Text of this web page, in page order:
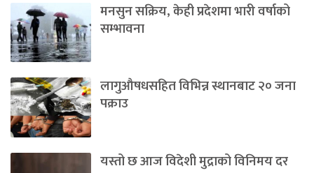
मनसुन सक्रिय, केही प्रदेशमा भारी वर्षाको
सम्भावना
लागुऔषधसहित विभिन्न स्थानबाट २० जना
पक्राउ
यस्तो छ आज विदेशी मुद्राको विनिमय दर